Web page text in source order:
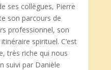
ses collègues, Pierre
son parcours de
professionnel, son
spirituel. C’est
très riche qui nous
suivi par Danièle